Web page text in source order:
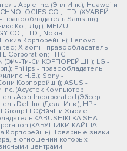
Apple Inc. (Эпл Инк.); Huawei и
CO., LTD. (ХУАВЕЙ
Samsung
Ко., Лтд.); MEIZU -
CO., LTD.; Nokia -
Корпорейшн); Lenovo -
Xiaomi - правообладатель
Corporation; HTC -
(Эйч-Ти-Си КОРПОРЕЙШН); LG -
Philips - правообладатель
Н.В.); Sony -
Корпорейшн); ASUS -
(Асустек Компьютер
Acer Incorporated (Эйсер
Dell Inc.(Делл Инк.); HP -
LLC (ЭйчПи Хьюлетт
KABUSHIKI KAISHA
(КАБУШИКИ КАЙША
Корпорейшн). Товарные знаки
в отношении которых
центрами